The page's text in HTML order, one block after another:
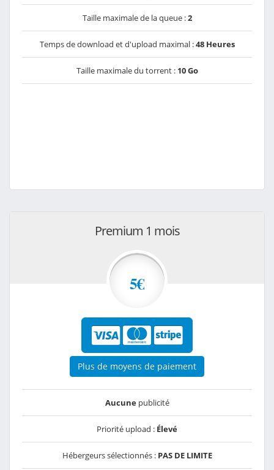
Taille maximale de la queue :2
Temps de download et d'upload maximal :48 Heures
Taille maximale du torrent : 10 Go
Premium 1 mois
5€
Plus de moyens de paiement
Aucunepublicité
Priorité upload : Élevé
Hébergeurs sélectionnés : PAS DE LIMITE